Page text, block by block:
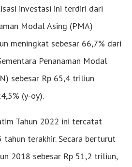
investasi ini terdiri dari
Modal Asing (PMA)
meningkat sebesar 66,7% dari
Penanaman Modal
sebesar Rp 65,4 triliun
(y-oy).
Tahun 2022 ini tercatat
terakhir. Secara berturut
2018 sebesar Rp 51,2 triliun,